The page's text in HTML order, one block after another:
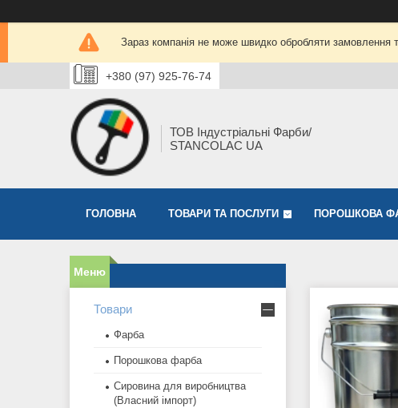
Зараз компанія не може швидко обробляти замовлення
+380 (97) 925-76-74
ТОВ Індустріальні Фарби/
STANCOLAC UA
ГОЛОВНА ТОВАРИ ТА ПОСЛУГИ ПОРОШКОВА
Товари
Фарба
Порошкова фарба
Сировина для виробництва
(Власний імпорт)